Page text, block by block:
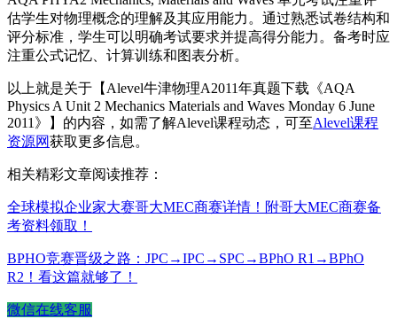
估学生对物理概念的理解及其应用能力。通过熟悉试卷结构和
评分标准，学生可以明确考试要求并提高得分能力。备考时应
注重公式记忆、计算训练和图表分析。
以上就是关于【Alevel牛津物理A2011年真题下载《AQA
Physics A Unit 2 Mechanics Materials and Waves Monday 6 June
2011》】的内容，如需了解Alevel课程动态，可至Alevel课程
资源网获取更多信息。
相关精彩文章阅读推荐：
全球模拟企业家大赛哥大MEC商赛详情！附哥大MEC商赛备
考资料领取！
BPHO竞赛晋级之路：JPC→IPC→SPC→BPhO R1→BPhO
R2！看这篇就够了！
微信在线客服